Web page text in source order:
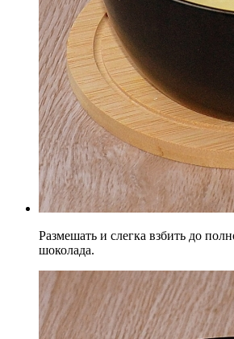
Размешать и слегка взбить до
шоколада.